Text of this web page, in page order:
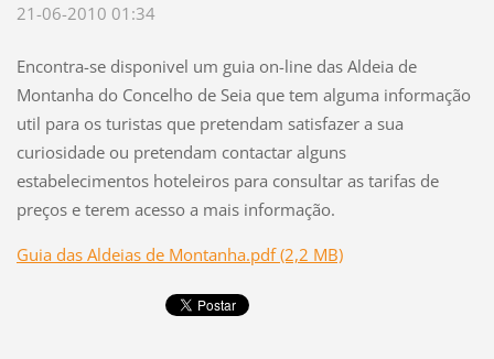
21-06-2010 01:34
Encontra-se disponivel um guia on-line das Aldeia de
Montanha do Concelho de Seia que tem alguma informação
util para os turistas que pretendam satisfazer a sua
curiosidade ou pretendam contactar alguns
estabelecimentos hoteleiros para consultar as tarifas de
preços e terem acesso a mais informação.
Guia das Aldeias de Montanha.pdf (2,2 MB)